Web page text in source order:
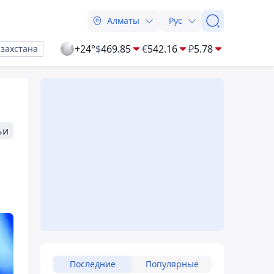
Алматы Рус
+24°$469.85 €542.16 ₽5.78
Последние Популярные